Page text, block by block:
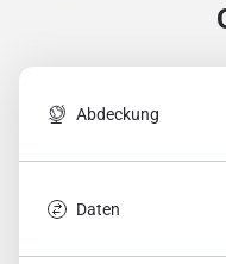
Abdeckung
Daten